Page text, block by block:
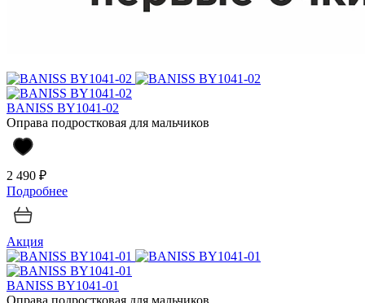
BANISS BY1041-02
Оправа подростковая для мальчиков
2 490 ₽
Подробнее
Акция
BANISS BY1041-01
Оправа подростковая для мальчиков